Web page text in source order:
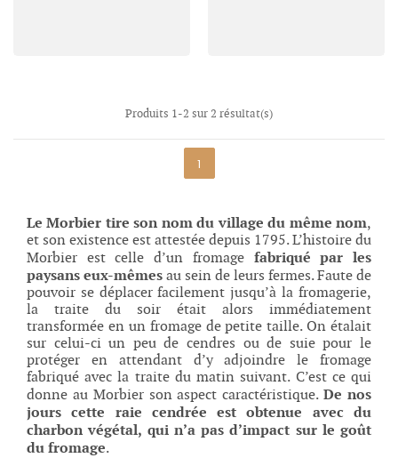
Produits 1-2 sur 2 résultat(s)
1
Le Morbier tire son nom du village du même nom,
et son existence est attestée depuis 1795. L’histoire du
Morbier est celle d’un fromage fabriqué par les
paysans eux-mêmes au sein de leurs fermes. Faute de
pouvoir se déplacer facilement jusqu’à la fromagerie,
la traite du soir était alors immédiatement
transformée en un fromage de petite taille. On étalait
sur celui-ci un peu de cendres ou de suie pour le
protéger en attendant d’y adjoindre le fromage
fabriqué avec la traite du matin suivant. C’est ce qui
donne au Morbier son aspect caractéristique.De nos
jours cette raie cendrée est obtenue avec du
charbon végétal, qui n’a pas d’impact sur le goût
du fromage.